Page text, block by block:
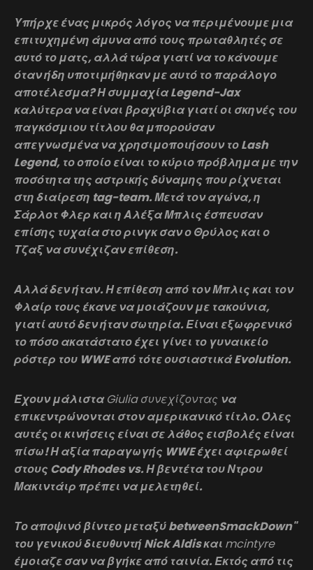
Υπήρχε ένας μικρός λόγος να περιμένουμε μια
επιτυχημένη άμυνα από τους πρωταθλητές σε
αυτό το ματς, αλλά τώρα γιατί να το κάνουμε
όταν ήδη υποτιμήθηκαν με αυτό το παράλογο
αποτέλεσμα? Η συμμαχία Legend-Jax
καλύτερα να είναι βραχύβια γιατί οι σκηνές του
παγκόσμιου τίτλου θα μπορούσαν
απεγνωσμένα να χρησιμοποιήσουν το Lash
Legend, το οποίο είναι το κύριο πρόβλημα με την
ποσότητα της αστρικής δύναμης που ρίχνεται
στη διαίρεση tag-team. Μετά τον αγώνα, η
Σάρλοτ Φλερ και η Αλέξα Μπλις έσπευσαν
επίσης τυχαία στο ρινγκ σαν ο Θρύλος και ο
Τζαξ να συνέχιζαν επίθεση.
Αλλά δεν ήταν. Η επίθεση από τον Μπλις και τον
Φλαίρ τους έκανε να μοιάζουν με τακούνια,
γιατί αυτό δεν ήταν σωτηρία. Είναι εξωφρενικό
το πόσο ακατάστατο έχει γίνει το γυναικείο
ρόστερ του WWE από τότε ουσιαστικά Evolution.
Έχουν μάλισταGiulia συνεχίζοντας να
επικεντρώνονται στον αμερικανικό τίτλο. Όλες
αυτές οι κινήσεις είναι σε λάθος εισβολές είναι
πίσω! Η αξία παραγωγής WWE έχει αφιερωθεί
στους Cody Rhodes vs. Η βεντέτα του Ντρου
Μακιντάιρ πρέπει να μελετηθεί.
Το αποψινό βίντεο μεταξύ betweenSmackDown"
του γενικού διευθυντή Nick Aldis και mcintyre
έμοιαζε σαν να βγήκε από ταινία. Εκτός από τις